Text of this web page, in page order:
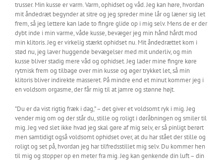
trusser. Min kusse er varm. Varm, ophidset og våd. Jeg kan høre, hvordan
mit åndedræt begynder at sitre og jeg spreder mine lår og læner sig let
frem, så jeg lettere kan lade to fingre glide op i mig selv. Mens de er der
dybt inde i min varme, våde kusse, bevæger jeg min hånd hårdt mod
min klitoris. Jeg er virkelig stærkt ophidset nu. Mit åndedrættet kom i
stød nu, jeg laver huggende bevægelser med mit underliv, og min
kusse bliver stadig mere våd og ophidset. Jeg lader mine fingre køre
rytmisk frem og tilbage over min kusse og øger trykket let, så min
klitoris bliver indirekte masseret. På mindre end et minut kommer jeg i
en voldsom orgasme, der får mig til at jamre og stønne højt.
”Du er da vist rigtig fræk i dag,” – det giver et voldsomt ryk i mig. Jeg
vender mig om og der står du, stille og roligt i døråbningen og smiler til
mig. Jeg ved slet ikke hvad jeg skal gøre af mig selv, er så pinligt berørt
men samtidigt også voldsomt ophidset over, at du har stået der stille og
roligt og set på, hvordan jeg har tilfredsstillet mig selv. Du kommer hen
til mig og stopper op en meter fra mig. Jeg kan genkende din luft – din